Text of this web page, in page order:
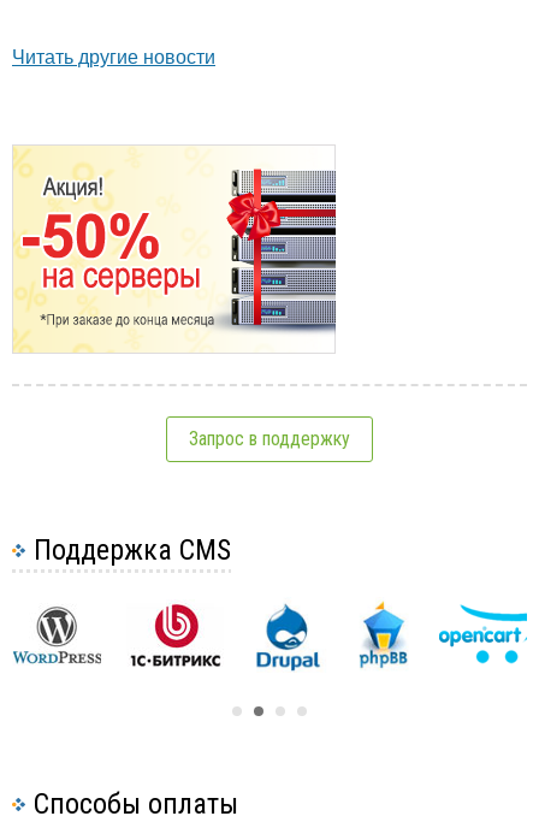
Читать другие новости
Запрос в поддержку
Поддержка CMS
Способы оплаты